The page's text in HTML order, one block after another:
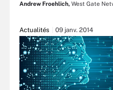
Andrew Froehlich, West Gate
Actualités 09 janv. 2014